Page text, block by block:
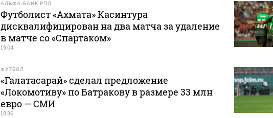
АЛЬФА-БАНК РПЛ
Футболист «Ахмата» Касинтура
дисквалифицирован на два матча за удаление
в матче со «Спартаком»
19:04
ФУТБОЛ
«Галатасарай» сделал предложение
«Локомотиву» по Батракову в размере 33 млн
евро — СМИ
18:36